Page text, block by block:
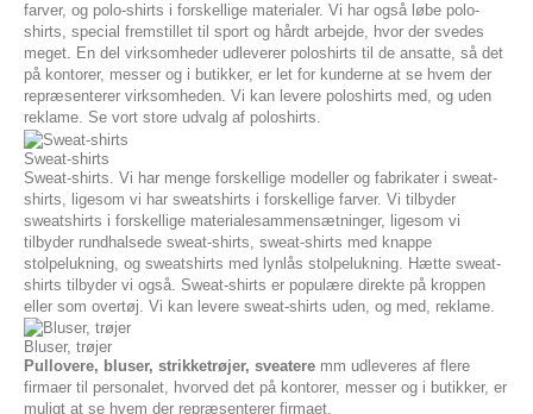
farver, og polo-shirts i forskellige materialer. Vi har også løbe polo-
shirts, special fremstillet til sport og hårdt arbejde, hvor der svedes
meget. En del virksomheder udleverer poloshirts til de ansatte, så det
på kontorer, messer og i butikker, er let for kunderne at se hvem der
repræsenterer virksomheden. Vi kan levere poloshirts med, og uden
reklame. Se vort store udvalg af poloshirts.
Sweat-shirts
Sweat-shirts. Vi har menge forskellige modeller og fabrikater i sweat-
shirts, ligesom vi har sweatshirts i forskellige farver. Vi tilbyder
sweatshirts i forskellige materialesammensætninger, ligesom vi
tilbyder rundhalsede sweat-shirts, sweat-shirts med knappe
stolpelukning, og sweatshirts med lynlås stolpelukning. Hætte sweat-
shirts tilbyder vi også. Sweat-shirts er populære direkte på kroppen
eller som overtøj. Vi kan levere sweat-shirts uden, og med, reklame.
Bluser, trøjer
Pullovere, bluser, strikketrøjer, sveatere mm udleveres af flere
firmaer til personalet, hvorved det på kontorer, messer og i butikker, er
muligt at se hvem der repræsenterer firmaet.